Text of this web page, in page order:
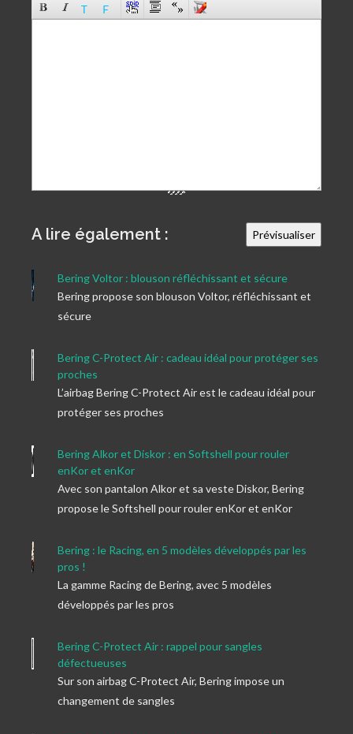
A lire également :
Bering Voltor : blouson réfléchissant et sécure
Bering propose son blouson Voltor, réfléchissant et
sécure
Bering C-Protect Air : cadeau idéal pour protéger ses
proches
L’airbag Bering C-Protect Air est le cadeau idéal pour
protéger ses proches
Bering Alkor et Diskor : en Softshell pour rouler
enKor et enKor
Avec son pantalon Alkor et sa veste Diskor, Bering
propose le Softshell pour rouler enKor et enKor
Bering : le Racing, en 5 modèles développés par les
pros !
La gamme Racing de Bering, avec 5 modèles
développés par les pros
Bering C-Protect Air : rappel pour sangles
défectueuses
Sur son airbag C-Protect Air, Bering impose un
changement de sangles